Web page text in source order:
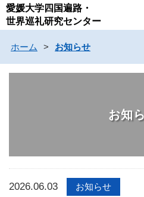
愛媛大学四国遍路・
世界巡礼研究センター
ホーム > お知らせ
お知
2026.06.03 お知らせ